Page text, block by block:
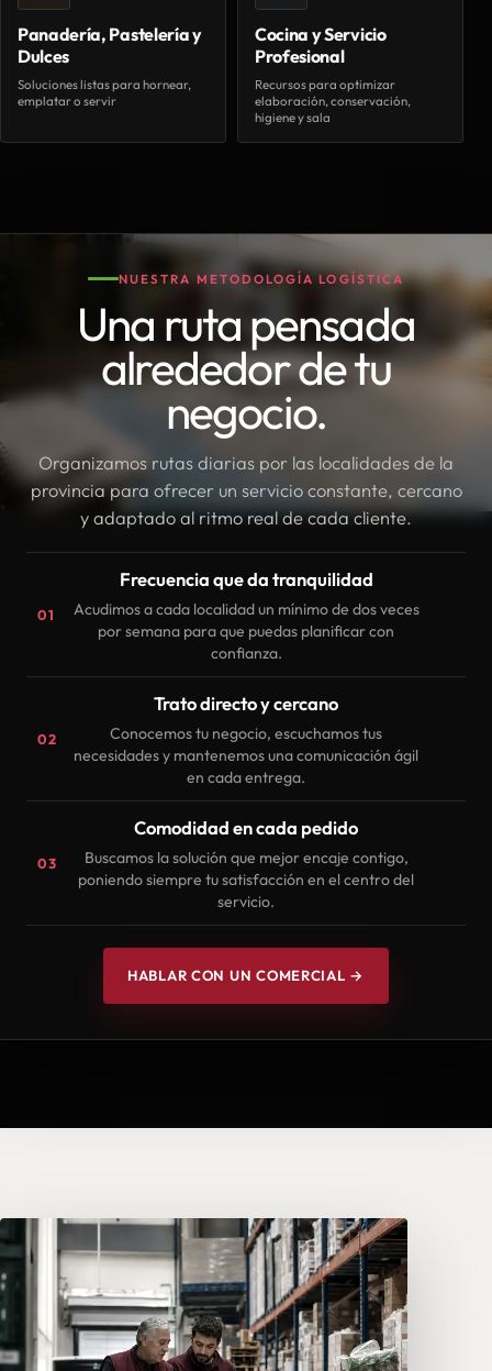
Panadería, Pastelería y
Dulces
Soluciones listas para hornear,
emplatar o servir
Cocina y Servicio
Profesional
Recursos para optimizar
elaboración, conservación,
higiene y sala
NUESTRA METODOLOGÍA LOGÍSTICA
Una ruta pensada
alrededor de tu
negocio.
Organizamos rutas diarias por las localidades de la
provincia para ofrecer un servicio constante, cercano
y adaptado al ritmo real de cada cliente.
01
Frecuencia que da tranquilidad
Acudimos a cada localidad un mínimo de dos veces
por semana para que puedas planificar con
confianza.
02
Trato directo y cercano
Conocemos tu negocio, escuchamos tus
necesidades y mantenemos una comunicación ágil
en cada entrega.
03
Comodidad en cada pedido
Buscamos la solución que mejor encaje contigo,
poniendo siempre tu satisfacción en el centro del
servicio.
HABLAR CON UN COMERCIAL →